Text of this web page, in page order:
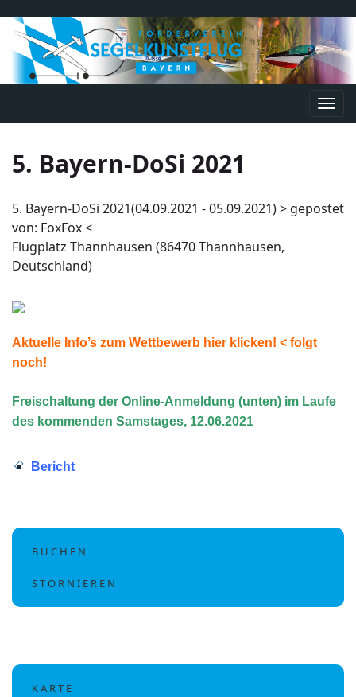
5. Bayern-DoSi 2021
5. Bayern-DoSi 2021(04.09.2021 - 05.09.2021) > gepostet
von: FoxFox <
Flugplatz Thannhausen (86470 Thannhausen,
Deutschland)
Aktuelle Info’s zum Wettbewerb hier klicken! < folgt
noch!
Freischaltung der Online-Anmeldung (unten) im Laufe
des kommenden Samstages, 12.06.2021
Bericht
B U C H E N
S T O R N I E R E N
K A R T E